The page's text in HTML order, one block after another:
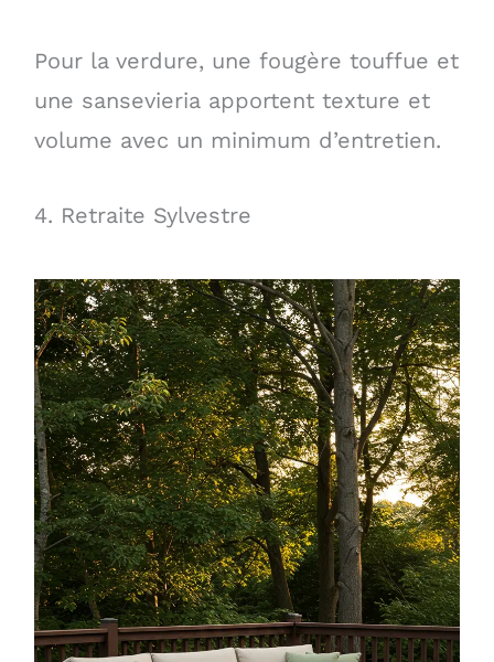
Pour la verdure, une fougère touffue et
une sansevieria apportent texture et
volume avec un minimum d’entretien.
4. Retraite Sylvestre